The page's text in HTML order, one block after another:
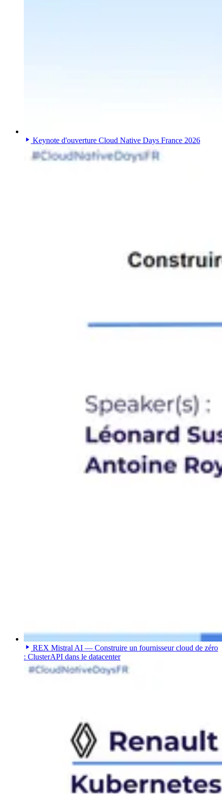
Keynote d'ouverture Cloud Native Days France 2026
REX Mistral AI — Construire un fournisseur cloud de zéro
: ClusterAPI dans le datacenter